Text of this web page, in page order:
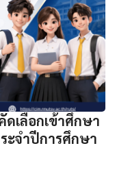
เลือกเข้าศึกษา
ะจำปีการศึกษา